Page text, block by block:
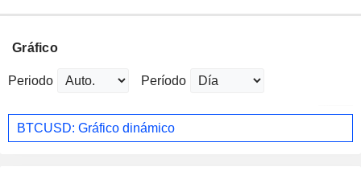
Gráfico
Periodo Período
BTCUSD: Gráfico dinámico